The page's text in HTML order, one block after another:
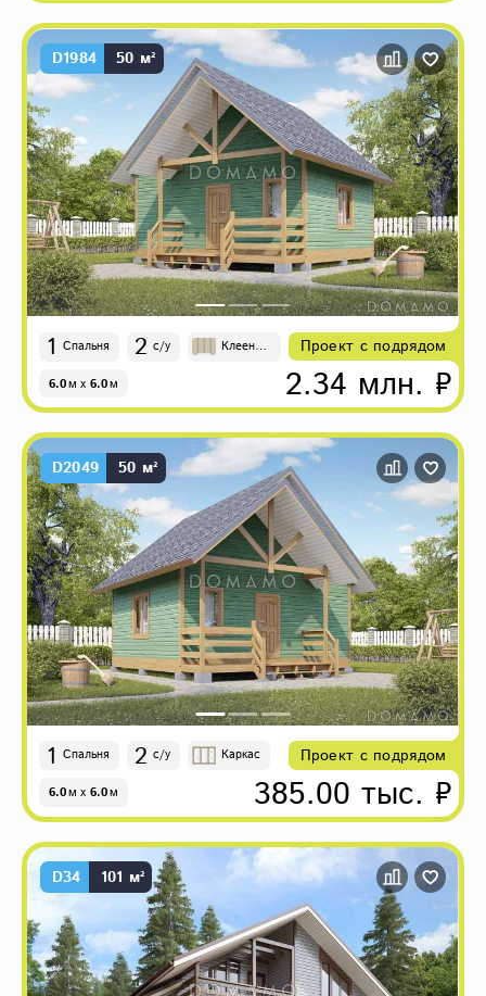
D1984 50 м²
1 Спальня 2 с/у
Клееный
6.0м x 6.0м
Проект с подрядом
2.34 млн. ₽
D2049 50 м²
1 Спальня 2 с/у Каркас
6.0м x 6.0м
Проект с подрядом
385.00 тыс. ₽
D34 101 м²